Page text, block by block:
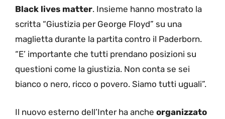
Black lives matter. Insieme hanno mostrato la
scritta “Giustizia per George Floyd” su una
maglietta durante la partita contro il Paderborn.
“E’ importante che tutti prendano posizioni su
questioni come la giustizia. Non conta se sei
bianco o nero, ricco o povero. Siamo tutti uguali”.
Il nuovo esterno dell’Inter ha anche organizzato